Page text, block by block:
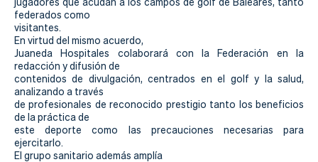
federados como
visitantes.
En virtud del mismo acuerdo,
Juaneda Hospitales colaborará con la Federación en la
redacción y difusión de
contenidos de divulgación, centrados en el golf y la salud,
analizando a través
de profesionales de reconocido prestigio tanto los beneficios
de la práctica de
este deporte como las precauciones necesarias para
ejercitarlo.
El grupo sanitario además amplía